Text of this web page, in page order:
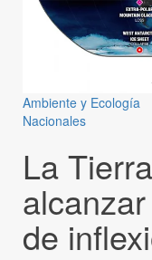
Ambiente y Ecología
Nacionales
La
de